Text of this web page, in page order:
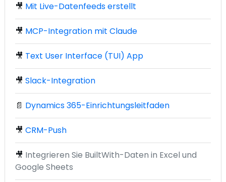
🎥 Mit Live-Datenfeeds erstellt
🎥 MCP-Integration mit Claude
🎥 Text User Interface (TUI) App
🎥 Slack-Integration
📄 Dynamics 365-Einrichtungsleitfaden
🎥 CRM-Push
🎥 Integrieren Sie BuiltWith-Daten in Excel und
Google Sheets